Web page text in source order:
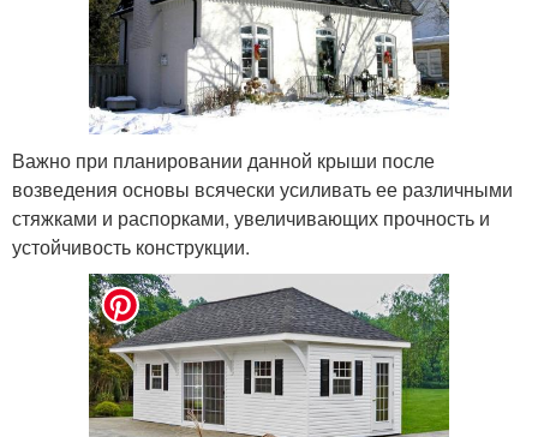
Важно при планировании данной крыши после
возведения основы всячески усиливать ее различными
стяжками и распорками, увеличивающих прочность и
устойчивость конструкции.